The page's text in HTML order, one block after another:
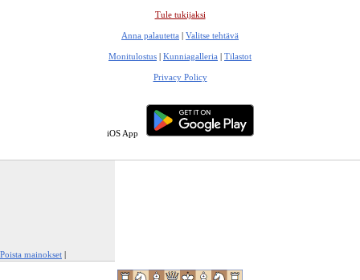
Tule tukijaksi
Anna palautetta | Valitse tehtävä
Monitulostus | Kunniagalleria | Tilastot
Privacy Policy
iOS App
Poista mainokset |